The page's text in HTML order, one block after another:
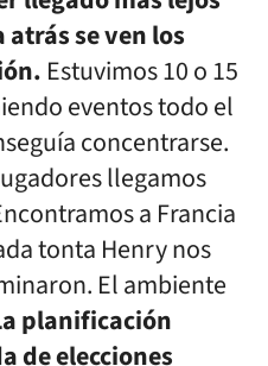
se ven los
Estuvimos 10 o 15
eventos todo el
concentrarse.
llegamos
a Francia
tonta Henry nos
El ambiente
planificación
de elecciones